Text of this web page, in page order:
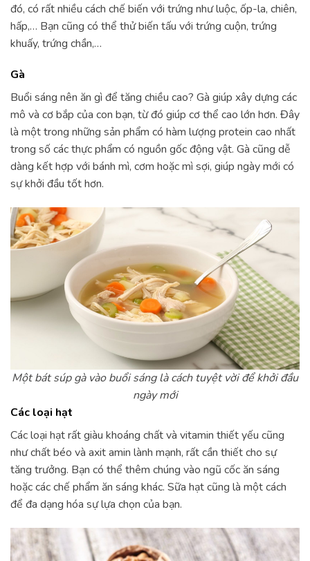
đó, có rất nhiều cách chế biến với trứng như luộc, ốp-la, chiên,
hấp,… Bạn cũng có thể thử biến tấu với trứng cuộn, trứng
khuấy, trứng chần,…
Gà
Buổi sáng nên ăn gì để tăng chiều cao? Gà giúp xây dựng các
mô và cơ bắp của con bạn, từ đó giúp cơ thể cao lớn hơn. Đây
là một trong những sản phẩm có hàm lượng protein cao nhất
trong số các thực phẩm có nguồn gốc động vật. Gà cũng dễ
dàng kết hợp với bánh mì, cơm hoặc mì sợi, giúp ngày mới có
sự khởi đầu tốt hơn.
Một bát súp gà vào buổi sáng là cách tuyệt vời để khởi đầu
ngày mới
Các loại hạt
Các loại hạt rất giàu khoáng chất và vitamin thiết yếu cũng
như chất béo và axit amin lành mạnh, rất cần thiết cho sự
tăng trưởng. Bạn có thể thêm chúng vào ngũ cốc ăn sáng
hoặc các chế phẩm ăn sáng khác. Sữa hạt cũng là một cách
để đa dạng hóa sự lựa chọn của bạn.